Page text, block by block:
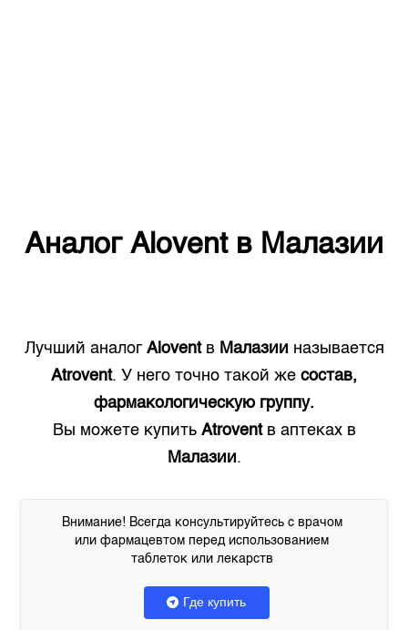
Аналог Aloventв Малазии
Лучший аналог Aloventв Малазии называется
Atrovent. У него точно такой же состав,
фармакологическую группу.
Вы можете купить Atroventв аптеках в
Малазии.
Внимание! Всегда консультируйтесь с врачом
или фармацевтом перед использованием
таблеток или лекарств
Где купить